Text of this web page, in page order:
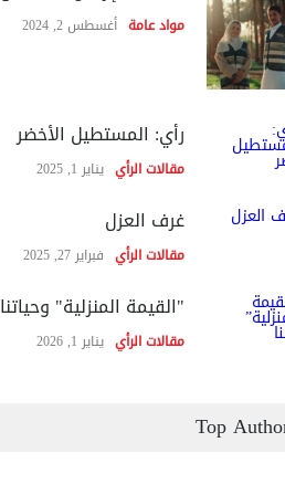
مواد عامة أغسطس 2, 2024
رأي: المستطيل الأخضر
مقالات الرأي يناير 1, 2025
غرف العزل
مقالات الرأي فبراير 27, 2025
"القيمة المنزلية" وحياتنا
مقالات الرأي يناير 1, 2026
Top